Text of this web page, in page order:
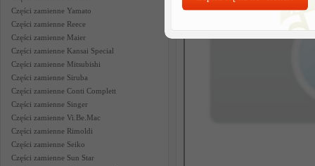
Części zamienne Yamato
Części zamienne Reece
Części zamienne Maier
Części zamienne Kansai Special
Części zamienne Mitsubishi
Części zamienne Siruba
Części zamienne Conti Complett
Części zamienne Singer
Części zamienne Vi.Be.Mac
Części zamienne Rimoldi
Części zamienne Seiko
Części zamienne Sun Star